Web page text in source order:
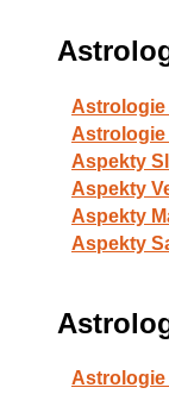
Astrologie
Astrologie
Aspekty
Aspekty
Aspekty
Aspekty
Astrologie